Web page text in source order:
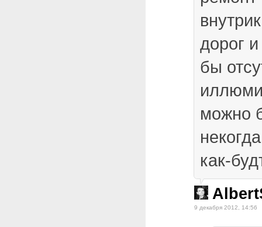
дорог
бы
можно
как-
9 декабря 2012, 14:56